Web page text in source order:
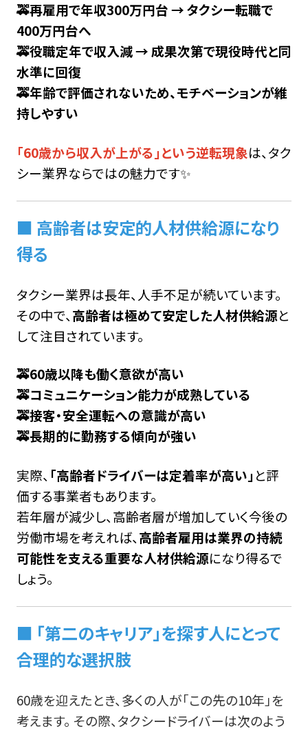
🚕再雇用で年収300万円台 → タクシー転職で
400万円台へ
🚕役職定年で収入減 → 成果次第で現役時代と同
水準に回復
🚕年齢で評価されないため、モチベーションが維
持しやすい
「60歳から収入が上がる」という逆転現象は、タク
シー業界ならではの魅力です✨
■ 高齢者は安定的人材供給源になり
得る
タクシー業界は長年、人手不足が続いています。
その中で、高齢者は極めて安定した人材供給源と
して注目されています。
🚕60歳以降も働く意欲が高い
🚕コミュニケーション能力が成熟している
🚕接客・安全運転への意識が高い
🚕長期的に勤務する傾向が強い
実際、 「高齢者ドライバーは定着率が高い」 と評
価する事業者もあります。
若年層が減少し、高齢者層が増加していく今後の
労働市場を考えれば、高齢者雇用は業界の持続
可能性を支える重要な人材供給源になり得るで
しょう。
■ 「第二のキャリア」を探す人にとって
合理的な選択肢
60歳を迎えたとき、多くの人が「この先の10年」を
考えます。 その際、タクシードライバーは次のよう